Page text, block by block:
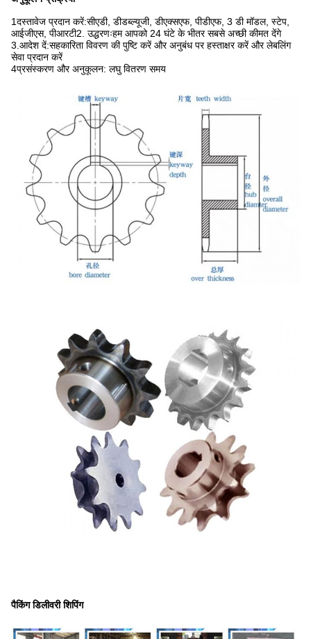
1दस्तावेज प्रदान करें:सीएडी, डीडब्ल्यूजी, डीएक्सएफ, पीडीएफ, 3 डी मॉडल, स्टेप,
आईजीएस, पीआरटी2. उद्धरणःहम आपको 24 घंटे के भीतर सबसे अच्छी कीमत देंगे
3.आदेश दें:सहकारिता विवरण की पुष्टि करें और अनुबंध पर हस्ताक्षर करें और लेबलिंग
सेवा प्रदान करें
4प्रसंस्करण और अनुकूलन: लघु वितरण समय
पैकिंग डिलीवरी शिपिंग